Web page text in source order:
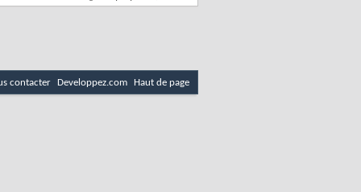
contacter Developpez.com Haut de page